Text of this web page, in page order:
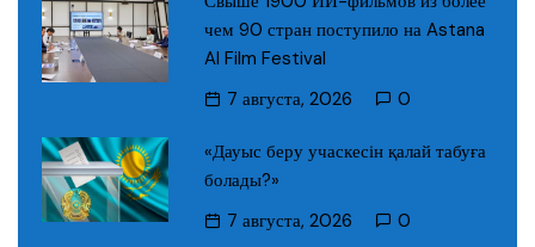
чем 90 стран поступило на Astana
AI Film Festival
7 августа, 2026
0
«Дауыс беру учаскесін қалай табуға
болады?»
7 августа, 2026
0